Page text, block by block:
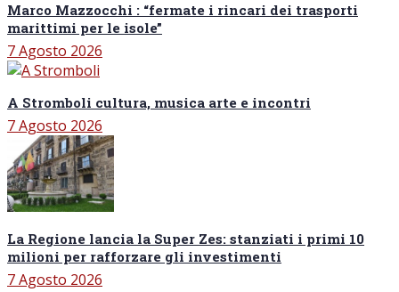
Marco Mazzocchi : “fermate i rincari dei trasporti
marittimi per le isole”
7 Agosto 2026
A Stromboli cultura, musica arte e incontri
7 Agosto 2026
La Regione lancia la Super Zes: stanziati i primi 10
milioni per rafforzare gli investimenti
7 Agosto 2026